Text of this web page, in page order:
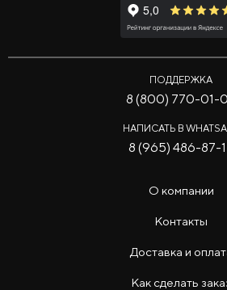
ПОДДЕРЖКА
8 (800) 770-01-
НАПИСАТЬ В
8 (965) 486-87-
О компании
Контакты
Доставка и
Как сделать